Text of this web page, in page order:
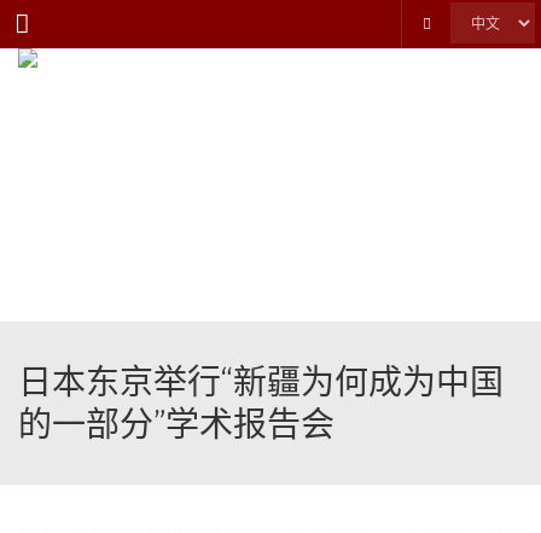
Menu
日本东京举行“新疆为何成为中国
的一部分”学术报告会